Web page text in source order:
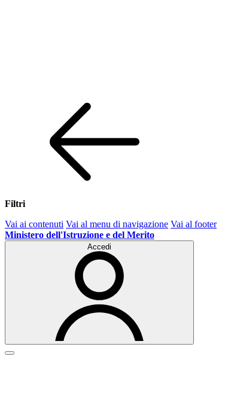
Filtri
Vai ai contenuti Vai al menu di navigazione Vai al footer
Ministero dell'Istruzione e del Merito
Accedi